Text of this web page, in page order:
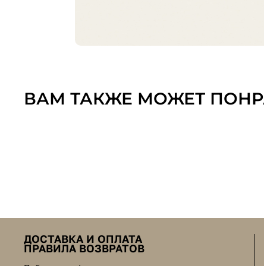
ВАМ ТАКЖЕ МОЖЕТ
ДОСТАВКА И ОПЛАТА
ПРАВИЛА ВОЗВРАТОВ